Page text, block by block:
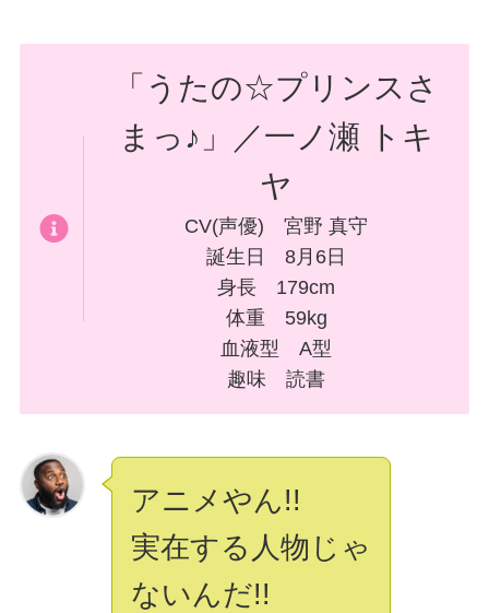
「うたの☆プリンスさ
まっ♪」／一ノ瀬 トキ
ヤ
CV(声優) 宮野 真守
誕生日 8月6日
身長 179cm
体重 59kg
血液型 A型
趣味 読書
アニメやん!!
実在する人物じゃ
ないんだ!!